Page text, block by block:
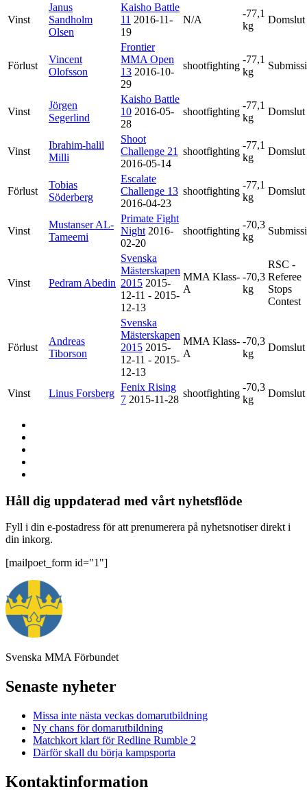
Vinst
Janus
Sandholm
Olsen
Kaisho Battle
11 2016-11-
19
N/A
-77,1
kg
Domslut
Förlust
Vincent
Olofsson
Frontier
MMA Open
13 2016-10-
29
shootfighting
-77,1
kg
Vinst
Jörgen
Segerlind
Kaisho Battle
10 2016-05-
28
shootfighting
-77,1
kg
Domslut
Vinst
Ibrahim-halil
Milli
Shoot
Challenge 21
2016-05-14
shootfighting
-77,1
kg
Domslut
Förlust
Tobias
Söderberg
Escalate
Challenge 13
2016-04-23
shootfighting
-77,1
kg
Domslut
Vinst
Mustanser AL-
Tameemi
Primate Fight
Night 2016-
02-20
shootfighting
-70,3
kg
Vinst Pedram Abedin
Svenska
Mästerskapen
2015 2015-
12-11 - 2015-
12-13
MMA Klass-
A
-70,3
kg
RSC -
Referee
Stops
Contest
Förlust
Andreas
Tiborson
Svenska
Mästerskapen
2015 2015-
12-11 - 2015-
12-13
MMA Klass-
A
-70,3
kg
Domslut
Vinst Linus Forsberg
Fenix Rising
7 2015-11-28
shootfighting
-70,3
kg
Domslut
Håll dig uppdaterad med vårt nyhetsflöde
Fyll i din e-postadress för att prenumerera på nyhetsnotiser direkt i
din inkorg.
[mailpoet_form id="1"]
Svenska MMA Förbundet
Senaste nyheter
Missa inte nästa veckas domarutbildning
Ny chans för domarutbildning
Matchkort klart för Redline Rumble 2
Därför skall du börja kampsporta
Kontaktinformation